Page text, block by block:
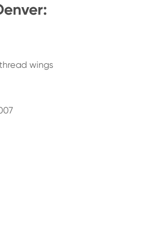
wings